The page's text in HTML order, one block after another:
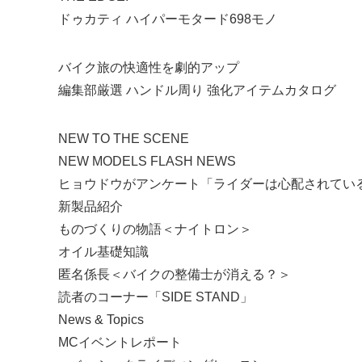
ドゥカティ ハイパーモタード698モノ
バイク旅の快適性を劇的アップ
編集部厳選 ハンドル周り 強化アイテムカタログ
NEW TO THE SCENE
NEW MODELS FLASH NEWS
ヒョウドウがアンケート「ライダーは心配されてい
新製品紹介
ものづくりの物語＜ナイトロン＞
オイル基礎知識
匿名係長＜バイクの整備士が消える？＞
読者のコーナー「SIDE STAND」
News & Topics
MCイベントレポート